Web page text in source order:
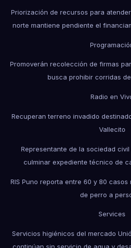
Priorización de recursos para
norte mantiene pendiente el
Promoverán recolección de firmas
busca prohibir corridas
Radio en
Recuperan terreno invadido
Vallecito
Representante de la sociedad
culminar expediente técnico de
RIS Puno reporta entre 60 y 80
de perro a
Services
Servicios higiénicos del mercado